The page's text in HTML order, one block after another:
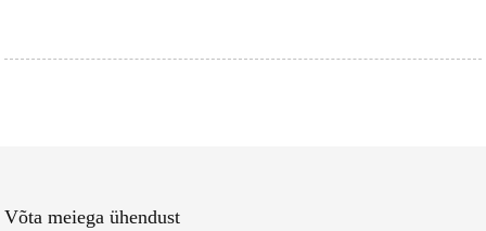
Võta meiega ühendust